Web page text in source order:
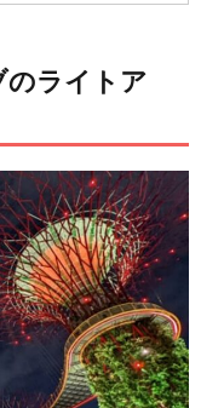
のライトア